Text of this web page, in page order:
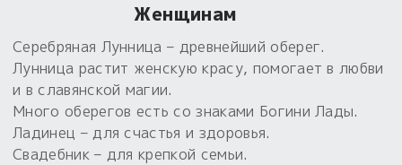
Женщинам
Серебряная Лунница – древнейший оберег.
Лунница растит женскую красу, помогает в любви
и в славянской магии.
Много оберегов есть со знаками Богини Лады.
Ладинец – для счастья и здоровья.
Свадебник – для крепкой семьи.